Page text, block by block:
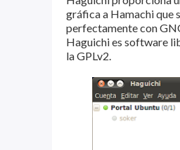
gráfica a Hamachi que
perfectamente con
Haguichi es software
la GPLv2.